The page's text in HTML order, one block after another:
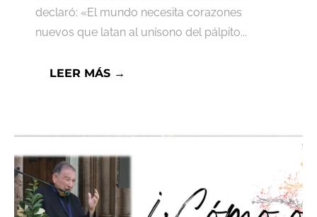
declaró: «El mundo necesita corazones
nuevos que latan al unísono del pálpito...
LEER MÁS →